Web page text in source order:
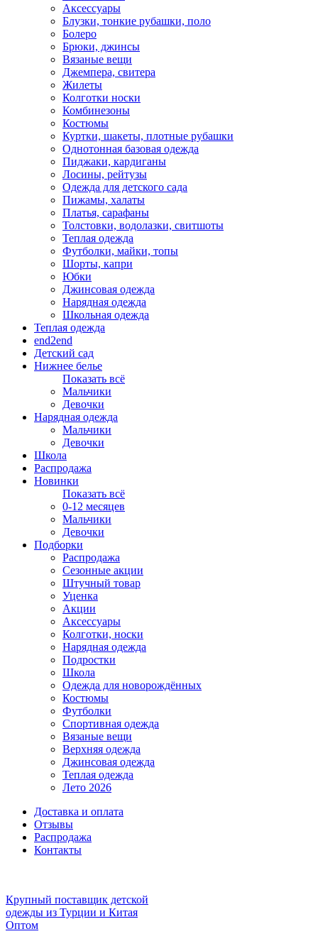
Аксессуары
Блузки, тонкие рубашки, поло
Болеро
Брюки, джинсы
Вязаные вещи
Джемпера, свитера
Жилеты
Колготки носки
Комбинезоны
Костюмы
Куртки, шакеты, плотные рубашки
Однотонная базовая одежда
Пиджаки, кардиганы
Лосины, рейтузы
Одежда для детского сада
Пижамы, халаты
Платья, сарафаны
Толстовки, водолазки, свитшоты
Теплая одежда
Футболки, майки, топы
Шорты, капри
Юбки
Джинсовая одежда
Нарядная одежда
Школьная одежда
Теплая одежда
end2end
Детский сад
Нижнее белье
Показать всё
Мальчики
Девочки
Нарядная одежда
Мальчики
Девочки
Школа
Распродажа
Новинки
Показать всё
0-12 месяцев
Мальчики
Девочки
Подборки
Распродажа
Сезонные акции
Штучный товар
Уценка
Акции
Аксессуары
Колготки, носки
Нарядная одежда
Подростки
Школа
Одежда для новорождённых
Костюмы
Футболки
Спортивная одежда
Вязаные вещи
Верхняя одежда
Джинсовая одежда
Теплая одежда
Лето 2026
Доставка и оплата
Отзывы
Распродажа
Контакты
Крупный поставщик детской
одежды из Турции и Китая
Оптом